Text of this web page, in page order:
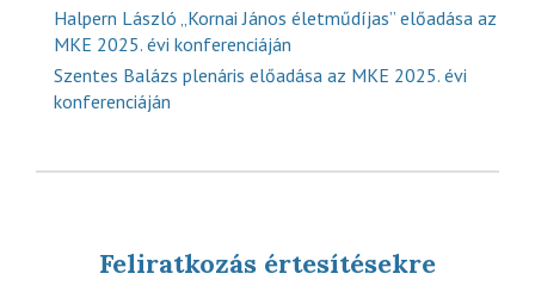
Halpern László „Kornai János életműdíjas” előadása az
MKE 2025. évi konferenciáján
Szentes Balázs plenáris előadása az MKE 2025. évi
konferenciáján
Feliratkozás értesítésekre